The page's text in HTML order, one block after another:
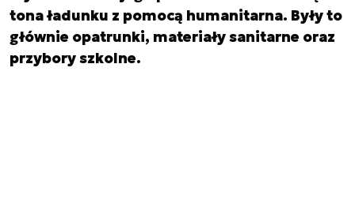
tona ładunku z pomocą humanitarna. Były to
głównie opatrunki, materiały sanitarne oraz
przybory szkolne.